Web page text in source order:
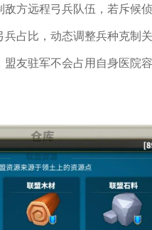
方远程弓兵队伍，若斥候
占比，动态调整兵种克制
友驻军不会占用自身医院